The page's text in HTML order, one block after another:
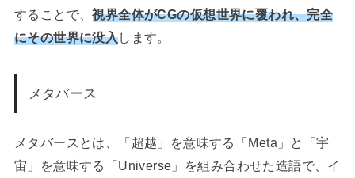
することで、視界全体がCGの仮想世界に覆われ、完全
にその世界に没入します。
メタバース
メタバースとは、「超越」を意味する「Meta」と「宇
宙」を意味する「Universe」を組み合わせた造語で、イ